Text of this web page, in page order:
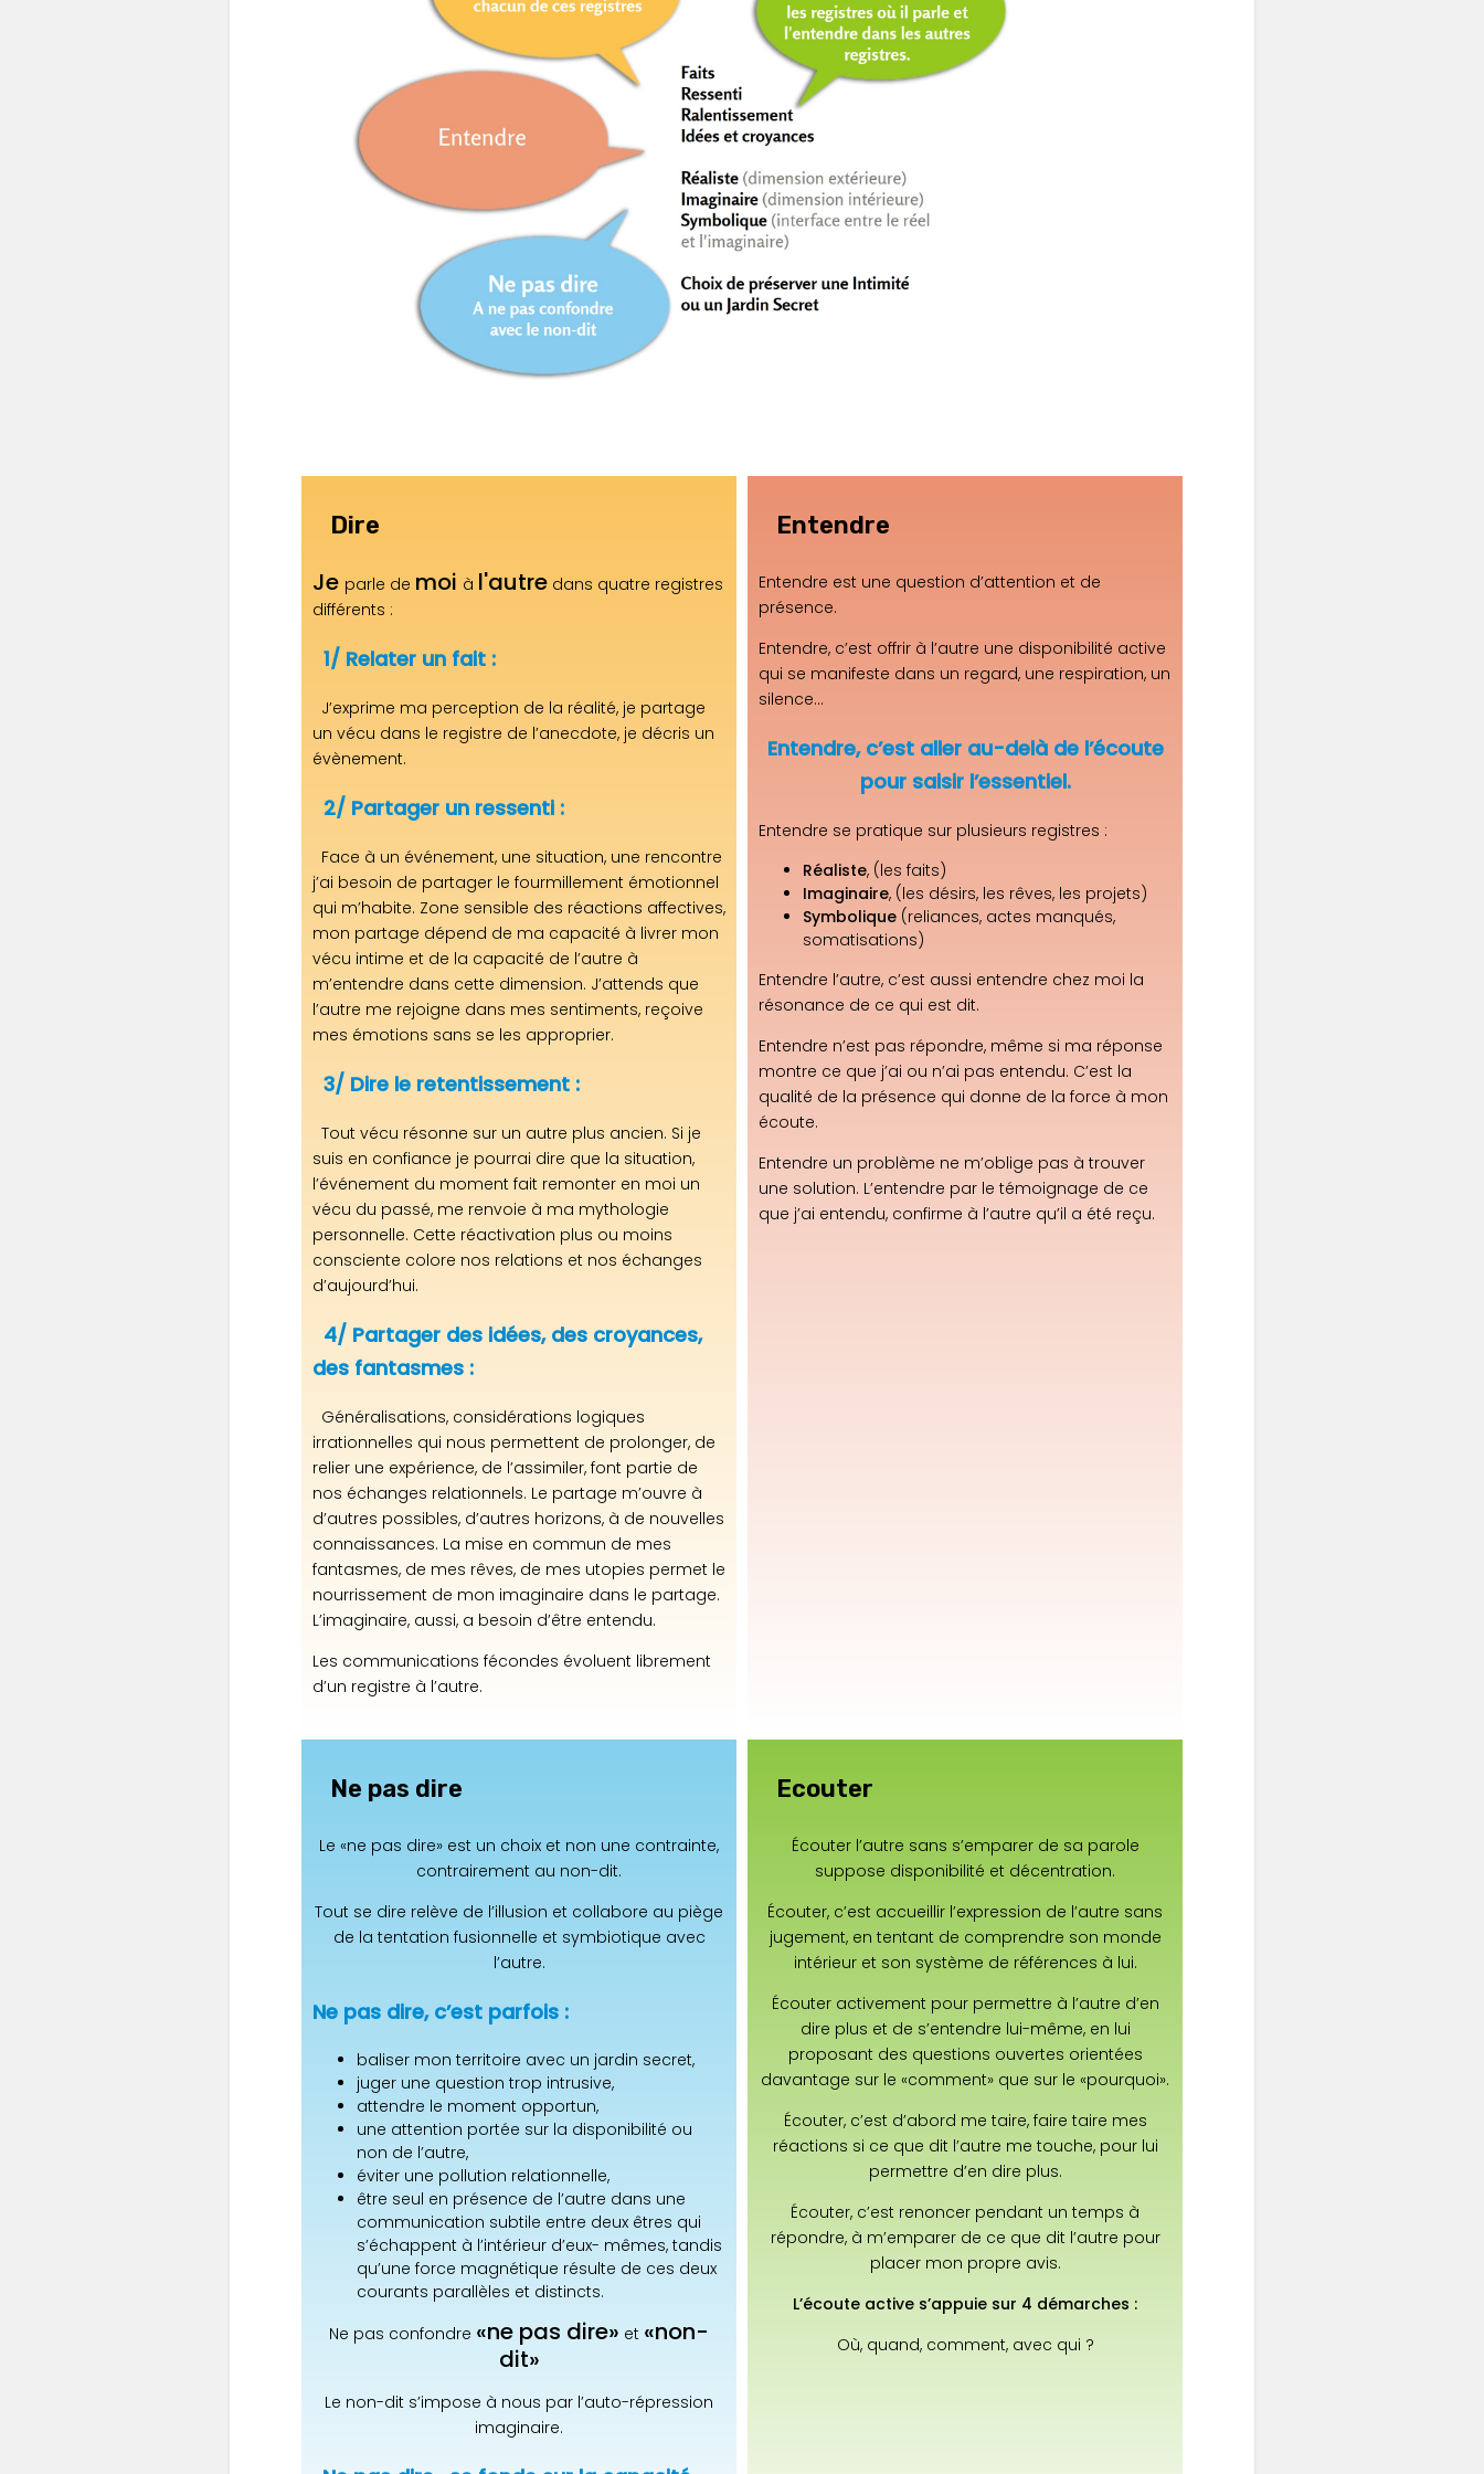
Dire
Je parle de moi à l'autre dans quatre registres
différents :
1/ Relater un fait :
J’exprime ma perception de la réalité, je partage
un vécu dans le registre de l’anecdote, je décris un
évènement.
2/ Partager un ressenti :
Face à un événement, une situation, une rencontre
j’ai besoin de partager le fourmillement émotionnel
qui m’habite. Zone sensible des réactions affectives,
mon partage dépend de ma capacité à livrer mon
vécu intime et de la capacité de l’autre à
m’entendre dans cette dimension. J’attends que
l’autre me rejoigne dans mes sentiments, reçoive
mes émotions sans se les approprier.
3/ Dire le retentissement :
Tout vécu résonne sur un autre plus ancien. Si je
suis en confiance je pourrai dire que la situation,
l’événement du moment fait remonter en moi un
vécu du passé, me renvoie à ma mythologie
personnelle. Cette réactivation plus ou moins
consciente colore nos relations et nos échanges
d’aujourd’hui.
4/ Partager des idées, des croyances,
des fantasmes :
Généralisations, considérations logiques
irrationnelles qui nous permettent de prolonger, de
relier une expérience, de l’assimiler, font partie de
nos échanges relationnels. Le partage m’ouvre à
d’autres possibles, d’autres horizons, à de nouvelles
connaissances. La mise en commun de mes
fantasmes, de mes rêves, de mes utopies permet le
nourrissement de mon imaginaire dans le partage.
L’imaginaire, aussi, a besoin d’être entendu.
Les communications fécondes évoluent librement
d’un registre à l’autre.
Entendre
Entendre est une question d’attention et de
présence.
Entendre, c’est offrir à l’autre une disponibilité active
qui se manifeste dans un regard, une respiration, un
silence…
Entendre, c’est aller au-delà de l’écoute
pour saisir l’essentiel.
Entendre se pratique sur plusieurs registres :
Réaliste, (les faits)
Imaginaire, (les désirs, les rêves, les projets)
Symbolique (reliances, actes manqués,
somatisations)
Entendre l’autre, c’est aussi entendre chez moi la
résonance de ce qui est dit.
Entendre n’est pas répondre, même si ma réponse
montre ce que j’ai ou n’ai pas entendu. C’est la
qualité de la présence qui donne de la force à mon
écoute.
Entendre un problème ne m’oblige pas à trouver
une solution. L’entendre par le témoignage de ce
que j’ai entendu, confirme à l’autre qu’il a été reçu.
Ne pas dire
Le «ne pas dire» est un choix et non une contrainte,
contrairement au non-dit.
Tout se dire relève de l’illusion et collabore au piège
de la tentation fusionnelle et symbiotique avec
l’autre.
Ne pas dire, c’est parfois :
baliser mon territoire avec un jardin secret,
juger une question trop intrusive,
attendre le moment opportun,
une attention portée sur la disponibilité ou
non de l’autre,
éviter une pollution relationnelle,
être seul en présence de l’autre dans une
communication subtile entre deux êtres qui
s’échappent à l’intérieur d’eux- mêmes, tandis
qu’une force magnétique résulte de ces deux
courants parallèles et distincts.
Ne pas confondre «ne pas dire» et «non-
dit»
Le non-dit s’impose à nous par l’auto-répression
imaginaire.
Ecouter
Écouter l’autre sans s’emparer de sa parole
suppose disponibilité et décentration.
Écouter, c’est accueillir l’expression de l’autre sans
jugement, en tentant de comprendre son monde
intérieur et son système de références à lui.
Écouter activement pour permettre à l’autre d’en
dire plus et de s’entendre lui-même, en lui
proposant des questions ouvertes orientées
davantage sur le «comment» que sur le «pourquoi».
Écouter, c’est d’abord me taire, faire taire mes
réactions si ce que dit l’autre me touche, pour lui
permettre d’en dire plus.
Écouter, c’est renoncer pendant un temps à
répondre, à m’emparer de ce que dit l’autre pour
placer mon propre avis.
L’écoute active s’appuie sur 4 démarches :
Où, quand, comment, avec qui ?